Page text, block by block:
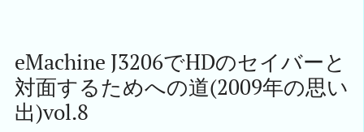
eMachine J3206でHDのセイバーと
対面するためへの道(2009年の思い
出)vol.8